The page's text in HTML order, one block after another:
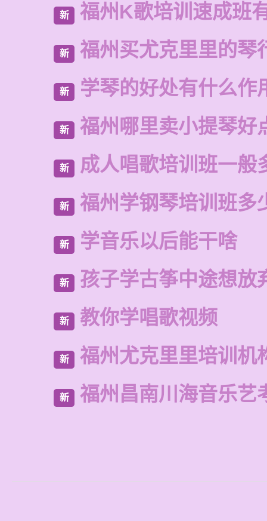
新 福州K歌培训速成班
新 福州买尤克里里的琴
新 学琴的好处有什么作
新 福州哪里卖小提琴好
新 成人唱歌培训班一般
新 福州学钢琴培训班多
新 学音乐以后能干啥
新 孩子学古筝中途想放
新 教你学唱歌视频
新 福州尤克里里培训机
新 福州昌南川海音乐艺